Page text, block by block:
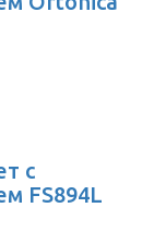
с
FS894L